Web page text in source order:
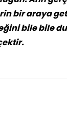
bir araya
bile bile